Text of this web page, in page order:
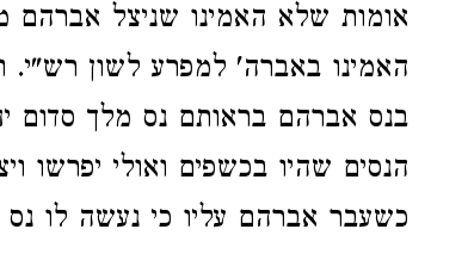
אומות שלא האמינו שניצל אברהם
האמינו באברה' למפרע לשון
בנס אברהם בראותם נס מלך סדום
הנסים שהיו בכשפים ואולי יפרשו
כשעבר אברהם עליו כי נעשה לו